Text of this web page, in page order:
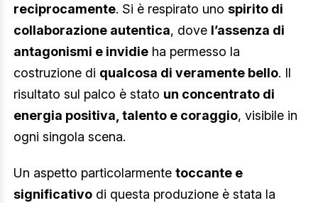
reciprocamente. Si è respirato uno spirito di
collaborazione autentica, dove l’assenza di
antagonismi e invidie ha permesso la
costruzione di qualcosa di veramente bello. Il
risultato sul palco è stato un concentrato di
energia positiva, talento e coraggio, visibile in
ogni singola scena.
Un aspetto particolarmente toccante e
significativo di questa produzione è stata la